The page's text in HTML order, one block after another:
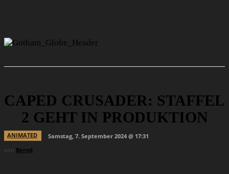
CAPED CRUSADER: STAFFEL
2 GEHT IN PRODUKTION
ANIMATED
Samstag, 7. September 2024 @ 17:31
von Bernd